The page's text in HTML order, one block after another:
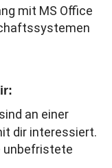
mit MS Office
an einer
dir interessiert.
unbefristete